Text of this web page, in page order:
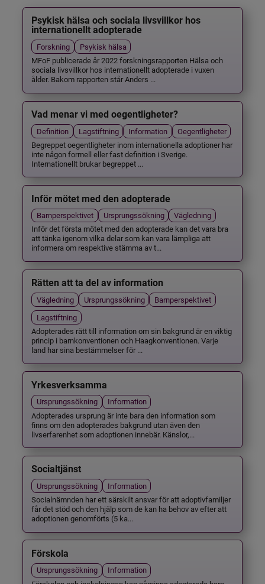
Psykisk hälsa och sociala livsvillkor hos
internationellt adopterade
Forskning
Psykisk hälsa
MFoF publicerade år 2022 forskningsrapporten Hälsa och
sociala livsvillkor hos internationellt adopterade i vuxen
ålder. Bakom rapporten står Anders ...
Vad menar vi med oegentligheter?
Definition Lagstiftning Information
Oegentligheter
Begreppet oegentligheter inom internationella adoptioner har
inte någon formell eller fast definition i Sverige.
Internationellt brukar begreppet ...
Inför mötet med den adopterade
Barnperspektivet Ursprungssökning
Vägledning
Inför det första mötet med den adopterade kan det vara bra
att tänka igenom vilka delar som kan vara lämpliga att
informera om respektive stämma av t...
Rätten att ta del av information
Vägledning Ursprungssökning
Barnperspektivet
Lagstiftning
Adopterades rätt till information om sin bakgrund är en viktig
princip i barnkonventionen och Haagkonventionen. Varje
land har sina bestämmelser för ...
Yrkesverksamma
Ursprungssökning
Information
Adopterades ursprung är inte bara den information som
finns om den adopterades bakgrund utan även den
livserfarenhet som adoptionen innebär. Känslor,...
Socialtjänst
Ursprungssökning
Information
Socialnämnden har ett särskilt ansvar för att adoptivfamiljer
får det stöd och den hjälp som de kan ha behov av efter att
adoptionen genomförts (5 ka...
Förskola
Ursprungssökning
Information